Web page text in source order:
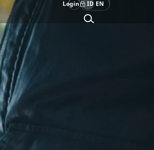
Login ID EN